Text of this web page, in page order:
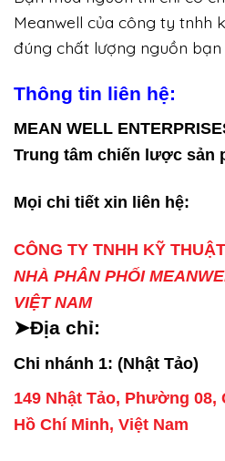
Meanwell của công ty tnhh
đúng chất lượng nguồn
Thông tin liên hệ:
MEAN WELL
Trung tâm chiến lược sản
Mọi chi tiết xin liên hệ:
CÔNG TY TNHH KỸ
NHÀ PHÂN PHỐI
VIỆT NAM
➤Địa chỉ:
Chi nhánh 1: (Nhật Tảo)
149 Nhật Tảo, Phường 08,
Hồ Chí Minh, Việt Nam